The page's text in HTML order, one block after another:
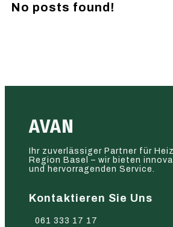
No posts found!
AVAN
Ihr zuverlässiger Partner für
Region Basel – wir bieten
und hervorragenden Service.
Kontaktieren Sie Uns
061 333 17 17